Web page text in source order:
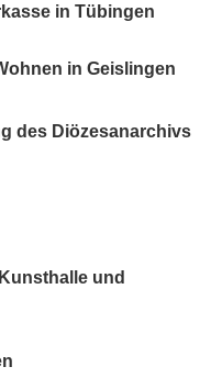
in Tübingen
in Geislingen
des Diözesanarchivs
und